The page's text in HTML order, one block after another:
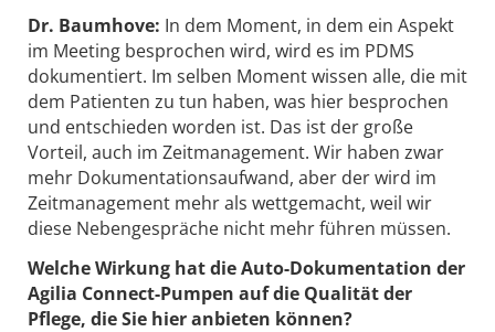
Dr. Baumhove: In dem Moment, in dem ein Aspekt
im Meeting besprochen wird, wird es im PDMS
dokumentiert. Im selben Moment wissen alle, die mit
dem Patienten zu tun haben, was hier besprochen
und entschieden worden ist. Das ist der große
Vorteil, auch im Zeitmanagement. Wir haben zwar
mehr Dokumentationsaufwand, aber der wird im
Zeitmanagement mehr als wettgemacht, weil wir
diese Nebengespräche nicht mehr führen müssen.
Welche Wirkung hat die Auto-Dokumentation der
Agilia Connect-Pumpen auf die Qualität der
Pflege, die Sie hier anbieten können?